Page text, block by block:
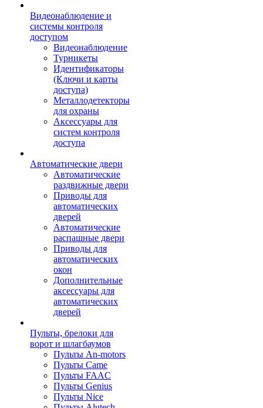
Видеонаблюдение и
системы контроля
доступом
Видеонаблюдение
Турникеты
Идентификаторы
(Ключи и карты
доступа)
Металлодетекторы
для охраны
Аксессуары для
систем контроля
доступа
Автоматические двери
Автоматические
раздвижные двери
Приводы для
автоматических
дверей
Автоматические
распашные двери
Приводы для
автоматических
окон
Дополнительные
аксессуары для
автоматических
дверей
Пульты, брелоки для
ворот и шлагбаумов
Пульты An-motors
Пульты Came
Пульты FAAC
Пульты Genius
Пульты Nice